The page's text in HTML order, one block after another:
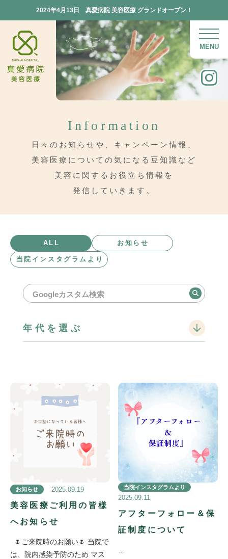
2024年4月13日 真愛病院 美容医療 グランドオープン！
MENU
TOP
私たちができること
届けたい医療
料金プラン
施術までの流れ
よくある質問
病院情報・アクセス
お知らせ・コラム
診療時間 火
◯ ◯
午後 13:30 ~ 17:00 ◯ ◯ ◯ ✕
住所
広島県東広島市黒瀬町兼広279番地
Google mapを見る
Information
日々のお知らせや、キャンペーン情報、
美容医療についての気になる豆知識など
美容に関するお役立ち情報を
発信していきます。
ALL お知らせ
当院インスタグラムより
年代を選ぶ
お知らせ 2025.09.19
美容医療ご利用の皆様
へお知らせ
🌷ご来院時のお願い🌷 当院で
は、院内感染予防のため マス
当院インスタグラムより
2025.09.11
アフターフォロー＆保
証制度について